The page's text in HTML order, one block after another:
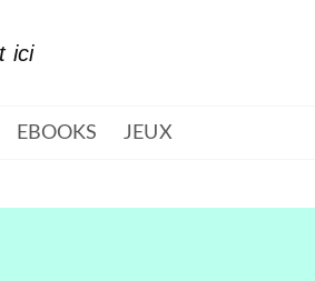
ici
EBOOKS JEUX